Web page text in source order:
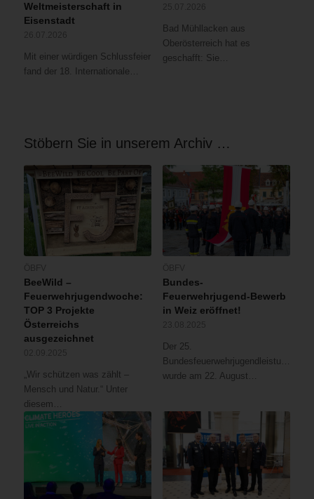
Weltmeisterschaft in
Eisenstadt
Mit einer würdigen Schlussfeier
fand der 18. Internationale…
Bad Mühllacken aus
Oberösterreich hat es
geschafft: Sie…
Stöbern Sie in unserem Archiv …
BeeWild –
Feuerwehrjugendwoche:
TOP 3 Projekte
Österreichs
ausgezeichnet
„Wir schützen was zählt –
Mensch und Natur.“ Unter
diesem…
Bundes-
Feuerwehrjugend-Bewerb
in Weiz eröffnet!
Der 25.
wurde am 22. August…